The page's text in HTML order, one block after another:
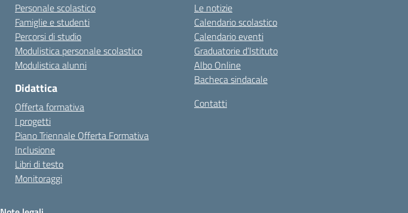
Personale scolastico
Famiglie e studenti
Percorsi di studio
Modulistica personale scolastico
Modulistica alunni
Didattica
Offerta formativa
I progetti
Piano Triennale Offerta Formativa
Inclusione
Libri di testo
Monitoraggi
Le notizie
Calendario scolastico
Calendario eventi
Graduatorie d’Istituto
Albo Online
Bacheca sindacale
Contatti